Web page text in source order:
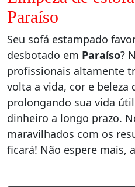
Paraíso
Seu sofá estampado
desbotado em Paraíso?
profissionais altamente
volta a vida, cor e beleza
prolongando sua vida
dinheiro a longo prazo.
maravilhados com os
ficará! Não espere mais,